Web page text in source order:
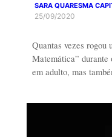
SARA QUARESMA
25/09/2020
Quantas vezes rogou
Matemática” durante
em adulto, mas